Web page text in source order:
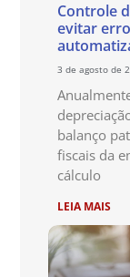
Controle
evitar
3 de agosto de
balanço
fiscais da
cálculo
LEIA MAIS